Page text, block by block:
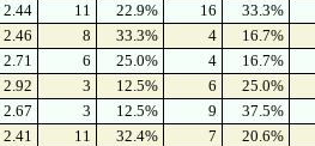
2.44 11 22.9% 16
33.3%
2.46 8 33.3% 4
16.7%
2.71 6 25.0% 4
16.7%
2.92 3 12.5% 6
25.0%
2.67 3 12.5% 9
37.5%
2.41 11 32.4% 7
20.6%